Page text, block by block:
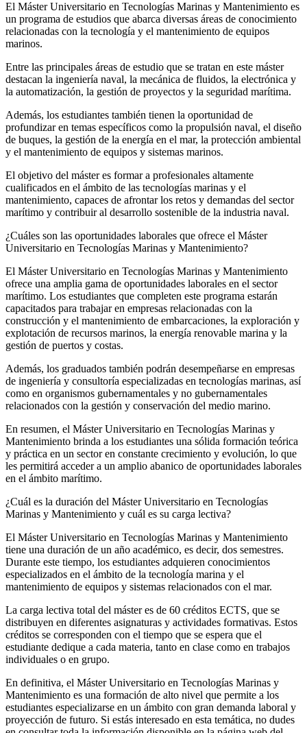
El Máster Universitario en Tecnologías Marinas y Mantenimiento es
un programa de estudios que abarca diversas áreas de conocimiento
relacionadas con la tecnología y el mantenimiento de equipos
marinos.
Entre las principales áreas de estudio que se tratan en este máster
destacan la ingeniería naval, la mecánica de fluidos, la electrónica y
la automatización, la gestión de proyectos y la seguridad marítima.
Además, los estudiantes también tienen la oportunidad de
profundizar en temas específicos como la propulsión naval, el diseño
de buques, la gestión de la energía en el mar, la protección ambiental
y el mantenimiento de equipos y sistemas marinos.
El objetivo del máster es formar a profesionales altamente
cualificados en el ámbito de las tecnologías marinas y el
mantenimiento, capaces de afrontar los retos y demandas del sector
marítimo y contribuir al desarrollo sostenible de la industria naval.
¿Cuáles son las oportunidades laborales que ofrece el Máster
Universitario en Tecnologías Marinas y Mantenimiento?
El Máster Universitario en Tecnologías Marinas y Mantenimiento
ofrece una amplia gama de oportunidades laborales en el sector
marítimo. Los estudiantes que completen este programa estarán
capacitados para trabajar en empresas relacionadas con la
construcción y el mantenimiento de embarcaciones, la exploración y
explotación de recursos marinos, la energía renovable marina y la
gestión de puertos y costas.
Además, los graduados también podrán desempeñarse en empresas
de ingeniería y consultoría especializadas en tecnologías marinas, así
como en organismos gubernamentales y no gubernamentales
relacionados con la gestión y conservación del medio marino.
En resumen, el Máster Universitario en Tecnologías Marinas y
Mantenimiento brinda a los estudiantes una sólida formación teórica
y práctica en un sector en constante crecimiento y evolución, lo que
les permitirá acceder a un amplio abanico de oportunidades laborales
en el ámbito marítimo.
¿Cuál es la duración del Máster Universitario en Tecnologías
Marinas y Mantenimiento y cuál es su carga lectiva?
El Máster Universitario en Tecnologías Marinas y Mantenimiento
tiene una duración de un año académico, es decir, dos semestres.
Durante este tiempo, los estudiantes adquieren conocimientos
especializados en el ámbito de la tecnología marina y el
mantenimiento de equipos y sistemas relacionados con el mar.
La carga lectiva total del máster es de 60 créditos ECTS, que se
distribuyen en diferentes asignaturas y actividades formativas. Estos
créditos se corresponden con el tiempo que se espera que el
estudiante dedique a cada materia, tanto en clase como en trabajos
individuales o en grupo.
En definitiva, el Máster Universitario en Tecnologías Marinas y
Mantenimiento es una formación de alto nivel que permite a los
estudiantes especializarse en un ámbito con gran demanda laboral y
proyección de futuro. Si estás interesado en esta temática, no dudes